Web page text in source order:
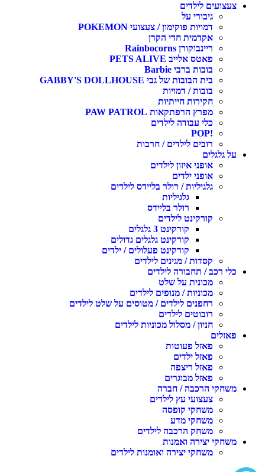
לילדים
גיבורי על
דמויות פוקימון / צעצועי POKEMON
אקדמית חדי הקרן
ריינבוקורן Rainbocorns
פאטס אלייב PETS ALIVE
בובות ברבי Barbie
בית הבובות של גבי GABBY'S DOLLHOUSE
בובות / דמויות
חקירות חייתיות
מפרץ הרפתקאות PAW PATROL
כלי עבודה לילדים
רובים לילדים / חרבות
גלגלים
אופני איזון לילדים
אופני ילדים
גלגיליות / רולר בליידס לילדים
גלגיליות
רולר בליידס
קורקינט לילדים
קורקינט 3 גלגלים
קורקינט גלגלים גדולים
קורקינט פעלולים / ילדים
קסדות / מגינים לילדים
רכב / תחבורה לילדים
מכונית על שלט
מכוניות / מנופים לילדים
רחפנים לילדים / מטוסים על שלט לילדים
רובוטים לילדים
חניון / מסלול מכוניות לילדים
פאזל פעוטות
פאזל ילדים
פאזל ריצפה
פאזל מבוגרים
הרכבה / חברה
צעצועי עץ לילדים
משחקי קופסה
משחקי מדע
משחק הרכבה לילדים
יצירה ואמנות
משחקי יצירה ואומנות לילדים